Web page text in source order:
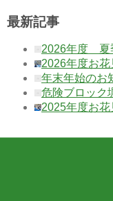
最新記事
2026年度 夏
2026年度お花
年末年始のお
危険ブロック
2025年度お花